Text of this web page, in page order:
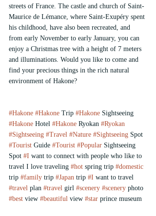
streets of France. The castle and church of Saint-
Maurice de Lémance, where Saint-Exupéry spent
his childhood, have also been recreated, and
from early November to early January, you can
enjoy a Christmas tree with a height of 7 meters
and illuminations. Would you like to come and
find your precious things in the rich natural
environment of Hakone?
#Hakone #Hakone Trip #Hakone Sightseeing
#Hakone Hotel #Hakone Ryokan #Ryokan
#Sightseeing #Travel #Nature #Sightseeing Spot
#Tourist Guide #Tourist #Popular Sightseeing
Spot #I want to connect with people who like to
travel I love traveling #hot spring trip #domestic
trip #family trip #Japan trip #I want to travel
#travel plan #travel girl #scenery #scenery photo
#best view #beautiful view #star prince museum